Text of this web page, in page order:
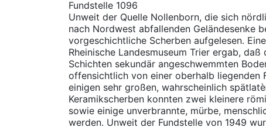
Fundstelle 1096
Unweit der Quelle Nollenborn, die sich
nach Nordwest abfallenden Geländesenke
vorgeschichtliche Scherben aufgelesen.
Rheinische Landesmuseum Trier ergab, daß
Schichten sekundär angeschwemmten
offensichtlich von einer oberhalb liegenden
einigen sehr großen, wahrscheinlich
Keramikscherben konnten zwei kleinere
sowie einige unverbrannte, mürbe,
werden. Unweit der Fundstelle von 1949